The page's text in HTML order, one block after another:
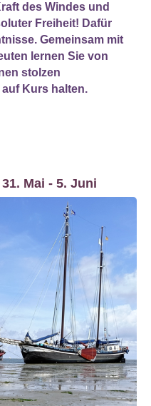
des Windes und
Freiheit! Dafür
Gemeinsam mit
lernen Sie von
stolzen
Kurs halten.
Mai - 5. Juni